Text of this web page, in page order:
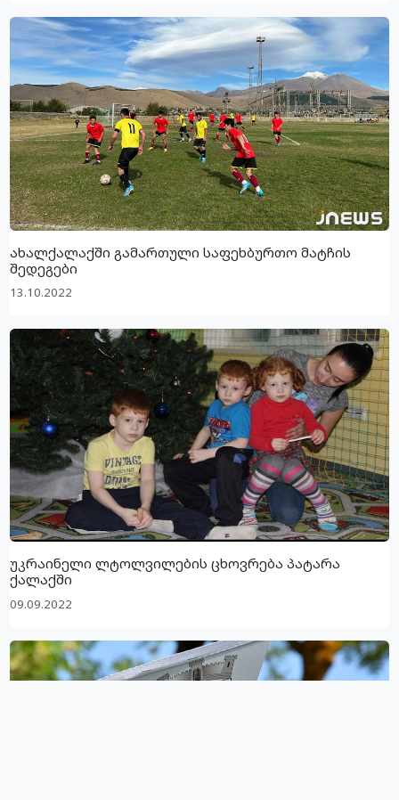
ახალქალაქში გამართული საფეხბურთო მატჩის
შედეგები
13.10.2022
უკრაინელი ლტოლვილების ცხოვრება პატარა
ქალაქში
09.09.2022